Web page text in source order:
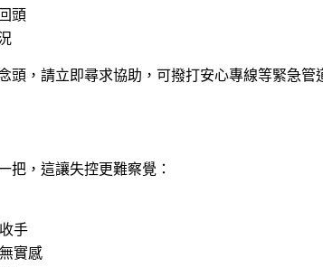
頭
，請立即尋求協助，可撥打安心專線等緊急
把，這讓失控更難察覺：
手
實感